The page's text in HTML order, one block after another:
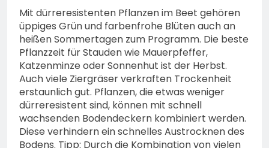
Mit dürreresistenten Pflanzen im Beet gehören
üppiges Grün und farbenfrohe Blüten auch an
heißen Sommertagen zum Programm. Die beste
Pflanzzeit für Stauden wie Mauerpfeffer,
Katzenminze oder Sonnenhut ist der Herbst.
Auch viele Ziergräser verkraften Trockenheit
erstaunlich gut. Pflanzen, die etwas weniger
dürreresistent sind, können mit schnell
wachsenden Bodendeckern kombiniert werden.
Diese verhindern ein schnelles Austrocknen des
Bodens. Tipp: Durch die Kombination von vielen